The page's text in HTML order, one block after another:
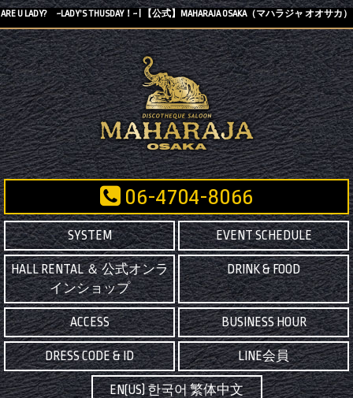
ARE U LADY? ~LADY’S THUSDAY！~ | 【公式】MAHARAJA OSAKA（マハラジャ オオサカ）
06-4704-8066
SYSTEM EVENT SCHEDULE
HALL RENTAL ＆ 公式オンラ
インショップ
DRINK & FOOD
ACCESS BUSINESS HOUR
DRESS CODE & ID LINE会員
EN(US) 한국어 繁体中文